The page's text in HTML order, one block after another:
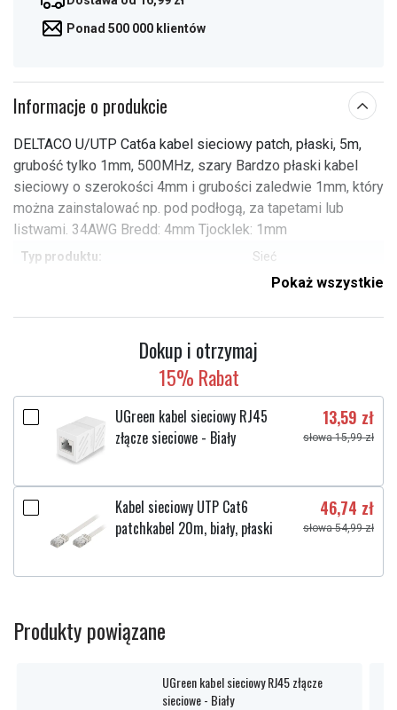
Ponad 500 000 klientów
Informacje o produkcie
DELTACO U/UTP Cat6a kabel sieciowy patch, płaski, 5m,
grubość tylko 1mm, 500MHz, szary Bardzo płaski kabel
sieciowy o szerokości 4mm i grubości zaledwie 1mm, który
można zainstalować np. pod podłogą, za tapetami lub
listwami. 34AWG Bredd: 4mm Tjocklek: 1mm
Typ produktu: Sieć
DelTaco
Długość kabla: 5 m
Sprawdź, co oznaczają poszczególne parametry
Pokaż wszystkie
Dokup i otrzymaj
15% Rabat
UGreen kabel sieciowy RJ45
złącze sieciowe - Biały
13,59 zł
słowa 15,99 zł
Kabel sieciowy UTP Cat6
patchkabel 20m, biały, płaski
46,74 zł
słowa 54,99 zł
Produkty powiązane
UGreen kabel sieciowy RJ45 złącze
sieciowe - Biały